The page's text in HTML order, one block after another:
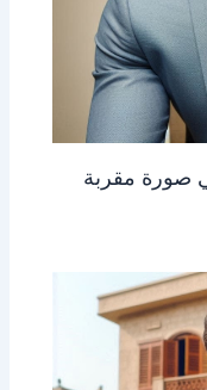
صورة مقربة